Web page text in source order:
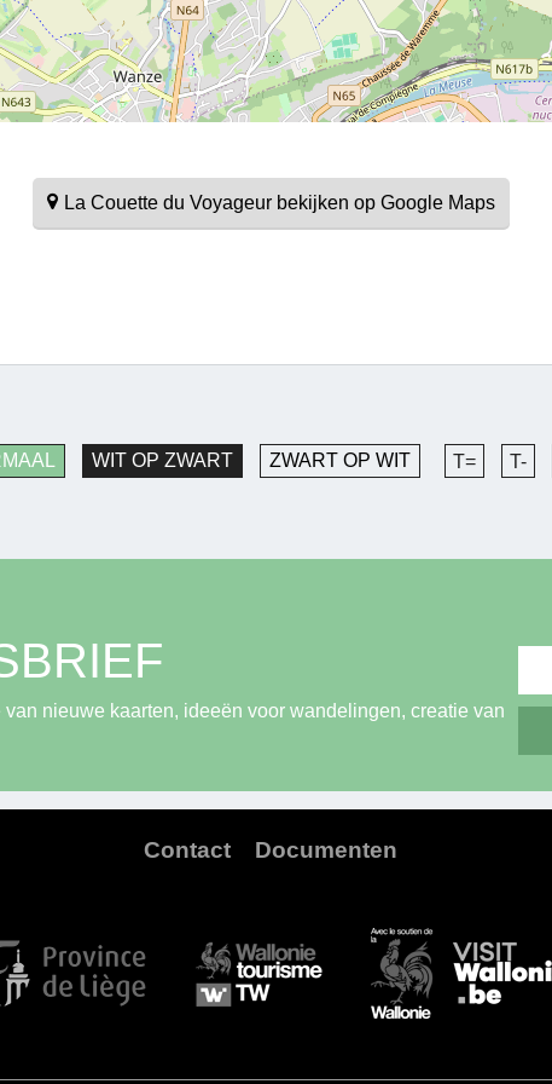
La Couette du Voyageur bekijken op Google Maps
WIT OP ZWART ZWART OP WIT T= T-
nieuwe kaarten, ideeën voor wandelingen, creatie van
Contact Documenten